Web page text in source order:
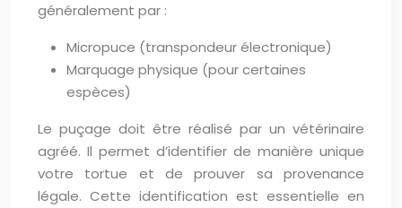
généralement par :
Micropuce (transpondeur électronique)
Marquage physique (pour certaines
espèces)
Le puçage doit être réalisé par un vétérinaire
agréé. Il permet d’identifier de manière unique
votre tortue et de prouver sa provenance
légale. Cette identification est essentielle en